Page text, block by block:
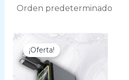
¡Oferta!
precio
original
era:
$33,25.
El
precio
actual
es:
$19,91.